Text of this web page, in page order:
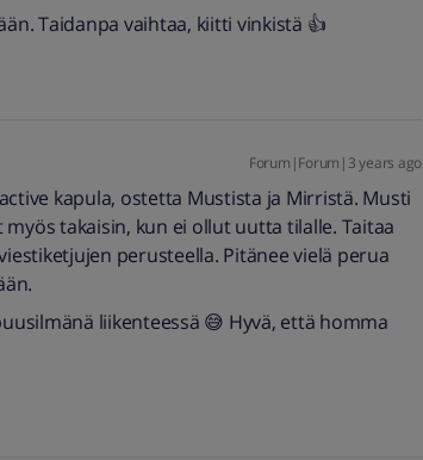
Taidanpa vaihtaa, kiitti vinkistä 👍
Forum|Forum|3 years ago
kapula, ostetta Mustista ja Mirristä. Musti
takaisin, kun ei ollut uutta tilalle. Taitaa
perusteella. Pitänee vielä perua
liikenteessä 😅 Hyvä, että homma